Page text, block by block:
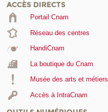
ACCÈS DIRECTS
Portail Cnam
Réseau des centres
HandiCnam
La boutique du Cnam
Musée des arts et métiers
Accès à IntraCnam